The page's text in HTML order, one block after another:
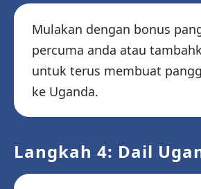
Mulakan dengan bonus
percuma anda atau
untuk terus membuat
ke Uganda.
Langkah 4: Dail